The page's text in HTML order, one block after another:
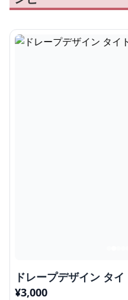
ドレープデザイン タ
¥3,000